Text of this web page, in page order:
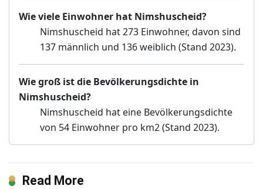
Wie viele Einwohner hat Nimshuscheid?
Nimshuscheid hat 273 Einwohner, davon sind
137 männlich und 136 weiblich (Stand 2023).
Wie groß ist die Bevölkerungsdichte in
Nimshuscheid?
Nimshuscheid hat eine Bevölkerungsdichte
von 54 Einwohner pro km2 (Stand 2023).
Read More